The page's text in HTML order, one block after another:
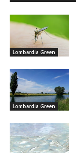
Lombardia Green
Lombardia Green